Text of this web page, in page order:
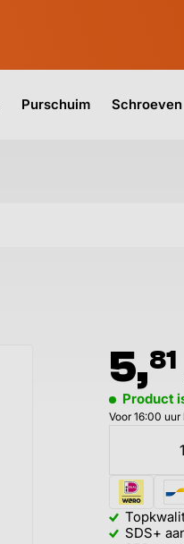
Purschuim Schroeven
5,81
Product
Voor 16:00
SDS+